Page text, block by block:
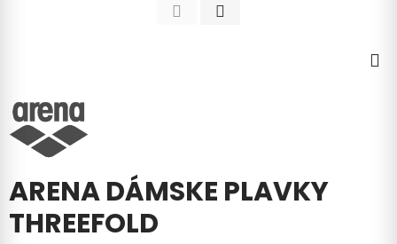
ARENA DÁMSKE PLAVKY
THREEFOLD